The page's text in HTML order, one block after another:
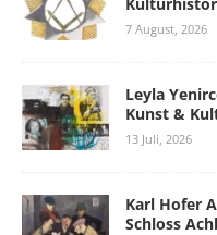
7 August, 2026
Leyla
Kunst &
13 Juli, 2026
Karl Hofer
Schloss